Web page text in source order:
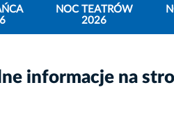
NOC TEATRÓW
2026
informacje na